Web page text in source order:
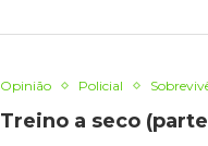
Opinião Policial
Treino a seco (parte